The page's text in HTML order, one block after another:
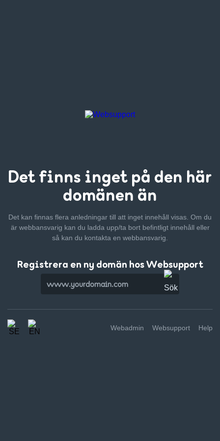
Det finns inget på den här
domänen än
Det kan finnas flera anledningar till att inget innehåll visas. Om du
är webbansvarig kan du ladda upp/ta bort befintligt innehåll eller
så kan du kontakta en webbansvarig.
Registrera en ny domän hos Websupport
Webadmin Websupport Help